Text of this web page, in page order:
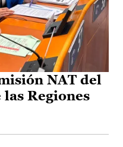
NAT del
Regiones